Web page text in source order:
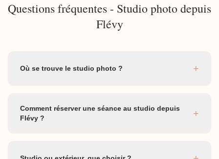
Questions fréquentes - Studio photo depuis
Flévy
Où se trouve le studio photo ? +
Comment réserver une séance au studio depuis
Flévy ?
+